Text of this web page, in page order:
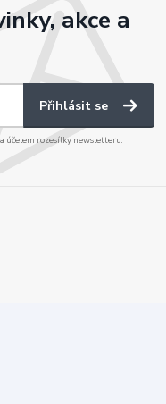
akce a
Přihlásit se
účelem rozesílky newsletteru.